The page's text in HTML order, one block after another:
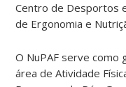
Centro de Desportos
de Ergonomia e
O NuPAF serve como
área de Atividade